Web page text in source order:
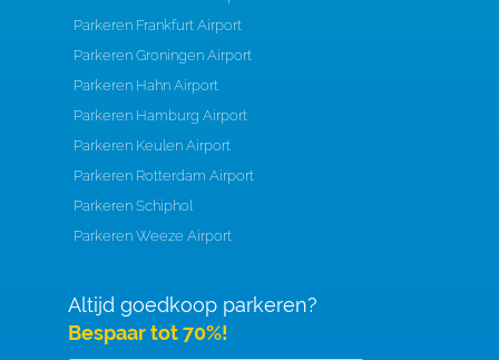
Parkeren Frankfurt Airport
Parkeren Groningen Airport
Parkeren Hahn Airport
Parkeren Hamburg Airport
Parkeren Keulen Airport
Parkeren Rotterdam Airport
Parkeren Schiphol
Parkeren Weeze Airport
Altijd goedkoop parkeren?
Bespaar tot 70%!